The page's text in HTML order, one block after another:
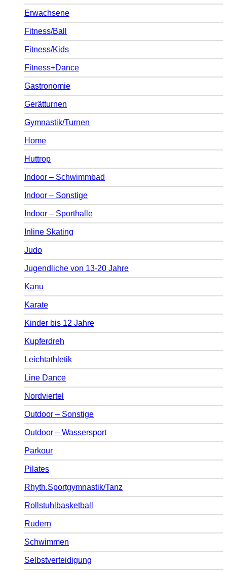
Erwachsene
Fitness/Ball
Fitness/Kids
Fitness+Dance
Gastronomie
Gerätturnen
Gymnastik/Turnen
Home
Huttrop
Indoor – Schwimmbad
Indoor – Sonstige
Indoor – Sporthalle
Inline Skating
Judo
Jugendliche von 13-20 Jahre
Kanu
Karate
Kinder bis 12 Jahre
Kupferdreh
Leichtathletik
Line Dance
Nordviertel
Outdoor – Sonstige
Outdoor – Wassersport
Parkour
Pilates
Rhyth.Sportgymnastik/Tanz
Rollstuhlbasketball
Rudern
Schwimmen
Selbstverteidigung